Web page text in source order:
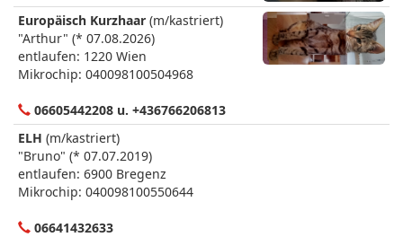
Europäisch Kurzhaar (m/kastriert)
"Arthur" (* 07.08.2026)
entlaufen: 1220 Wien
Mikrochip: 040098100504968
06605442208 u. +436766206813
ELH (m/kastriert)
"Bruno" (* 07.07.2019)
entlaufen: 6900 Bregenz
Mikrochip: 040098100550644
06641432633